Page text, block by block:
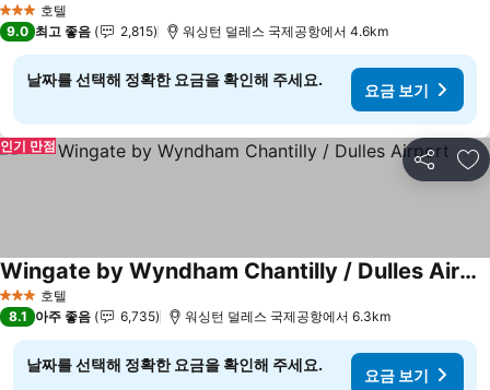
3 성급 호텔
9.0 최고 좋음 2,815 워싱턴 덜레스 국제공항에서 4.6km
날짜를 선택해 정확한 요금을 확인해 주세요.
요금 보기
공유 즐
인기 만점
3 성급 호텔
Wingate by Wyndham Chantilly / Dulles Airport
8.1 아주 좋음 6,735 워싱턴 덜레스 국제공항에서 6.3km
날짜를 선택해 정확한 요금을 확인해 주세요.
요금 보기